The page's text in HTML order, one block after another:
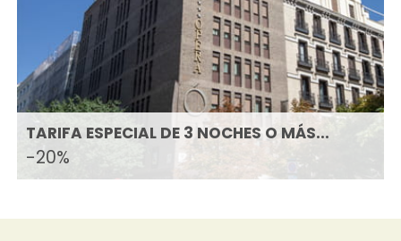
TARIFA ESPECIAL DE 3 NOCHES O MÁS...
-20%